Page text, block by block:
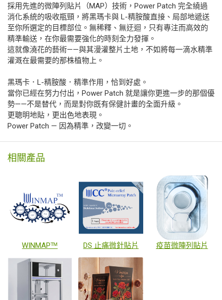
採用先進的微陣列貼片（MAP）技術，Power Patch 完全繞過
消化系統的吸收瓶頸，將黑瑪卡與 L-精胺酸直接、局部地遞送
至你所選定的目標部位。無稀釋、無迂迴，只有專注而高效的
精準輸送，在你最需要強化的時刻全力發揮。
這就像澆花的藝術——與其漫灌整片土地，不如將每一滴水精準
灌溉在最需要的那株植物上。
黑瑪卡．L-精胺酸．精準作用，恰到好處。
當你已經在努力付出，Power Patch 就是讓你更進一步的那個優
勢——不是替代，而是對你既有保健計畫的全面升級。
更聰明地貼，更出色地表現。
Power Patch — 因為精準，改變一切。
相關產品
WINMAPᵀᴹ DS 止痛微針貼片 疫苗微陣列貼片